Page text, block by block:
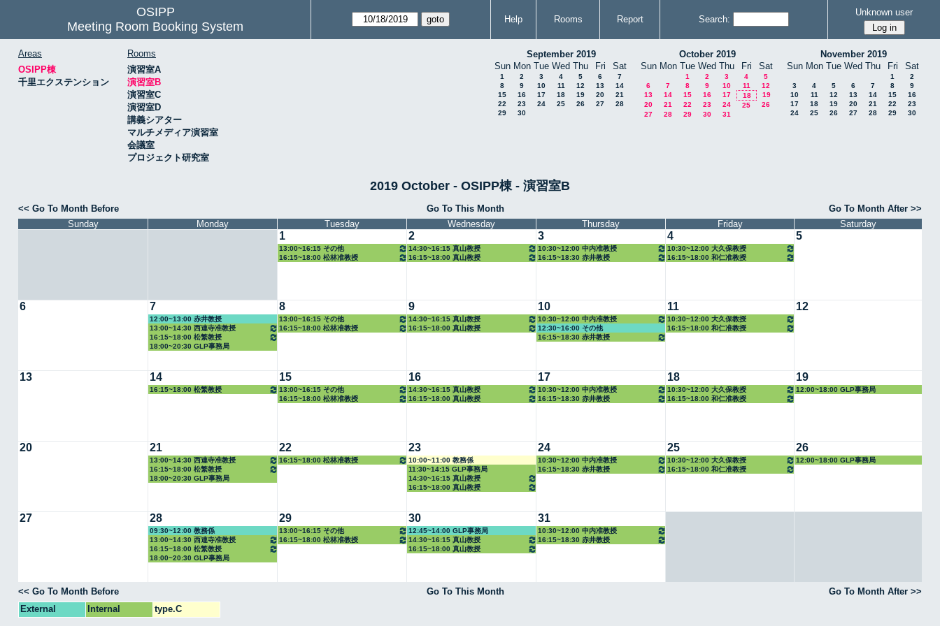
OSIPP
Meeting Room Booking System
Help Rooms Report Search:
Unknown user
Areas
OSIPP棟
千里エクステンション
Rooms
演習室A
演習室B
演習室C
演習室D
講義シアター
マルチメディア演習室
会議室
プロジェクト研究室
September 2019
Sun Mon Tue Wed Thu Fri Sat
1 2 3 4 5 6
7
8
9 10 11 12 13
14
15
16 17 18 19 20
21
22
23 24 25 26 27
28
29
30
October 2019
Sun Mon Tue Wed Thu Fri Sat
1 2 3 4
5
6
7 8 9 10 11
12
13
14 15 16 17 18
19
20
21 22 23 24 25
26
27
28 29 30 31
November 2019
Sun Mon Tue Wed Thu Fri Sat
1
2
3
4 5 6 7 8
9
10
11 12 13 14 15
16
17
18 19 20 21 22
23
24
25 26 27 28 29 30
2019 October - OSIPP棟 - 演習室B
<< Go To Month Before Go To This Month
Go To Month After >>
Sunday
Monday Tuesday Wednesday Thursday Friday Saturday
1
13:00~16:15 その他
16:15~18:00 松林准教授
2
14:30~16:15 真山教授
16:15~18:00 真山教授
3
10:30~12:00 中内准教授
16:15~18:30 赤井教授
4
10:30~12:00 大久保教授
16:15~18:00 和仁准教授
5
6 7
12:00~13:00 赤井教授
13:00~14:30 西連寺准教授
16:15~18:00 松繁教授
18:00~20:30 GLP事務局
8
13:00~16:15 その他
16:15~18:00 松林准教授
9
14:30~16:15 真山教授
16:15~18:00 真山教授
10
10:30~12:00 中内准教授
12:30~16:00 その他
16:15~18:30 赤井教授
11
10:30~12:00 大久保教授
16:15~18:00 和仁准教授
12
13 14
16:15~18:00 松繁教授
15
13:00~16:15 その他
16:15~18:00 松林准教授
16
14:30~16:15 真山教授
16:15~18:00 真山教授
17
10:30~12:00 中内准教授
16:15~18:30 赤井教授
18
10:30~12:00 大久保教授
16:15~18:00 和仁准教授
19
12:00~18:00 GLP事務局
20 21
13:00~14:30 西連寺准教授
16:15~18:00 松繁教授
18:00~20:30 GLP事務局
22
16:15~18:00 松林准教授
23
10:00~11:00 教務係
11:30~14:15 GLP事務局
14:30~16:15 真山教授
16:15~18:00 真山教授
24
10:30~12:00 中内准教授
16:15~18:30 赤井教授
25
10:30~12:00 大久保教授
16:15~18:00 和仁准教授
26
12:00~18:00 GLP事務局
27 28
09:30~12:00 教務係
13:00~14:30 西連寺准教授
16:15~18:00 松繁教授
18:00~20:30 GLP事務局
29
13:00~16:15 その他
16:15~18:00 松林准教授
30
12:45~14:00 GLP事務局
14:30~16:15 真山教授
16:15~18:00 真山教授
31
10:30~12:00 中内准教授
16:15~18:30 赤井教授
<< Go To Month Before Go To This Month
Go To Month After >>
External
Internal type.C